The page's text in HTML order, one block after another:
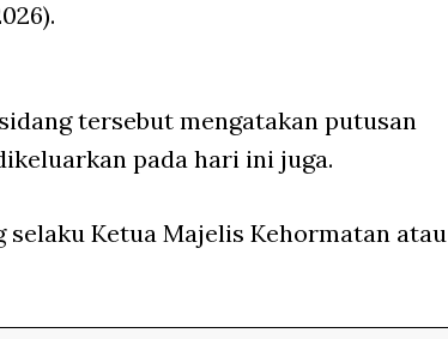
tersebut mengatakan putusan
pada hari ini juga.
selaku Ketua Majelis Kehormatan atau